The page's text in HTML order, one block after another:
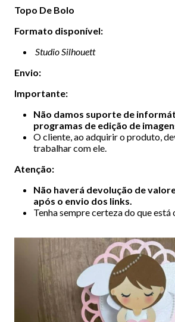
Topo De Bolo
Formato disponível:
Studio Silhouett
Envio:
Importante:
Não damos suporte de
programas de edição de
O cliente, ao adquirir o produto,
trabalhar com ele.
Atenção:
Não haverá devolução de
após o envio dos links.
Tenha sempre certeza do que está